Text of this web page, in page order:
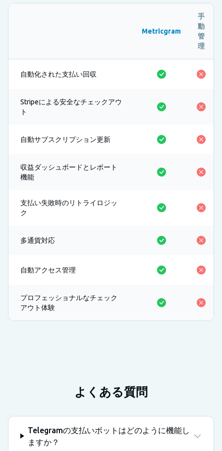
Metricgram
手
動
管
理
自動化された支払い回収
Stripeによる安全なチェックアウ
ト
自動サブスクリプション更新
収益ダッシュボードとレポート
機能
支払い失敗時のリトライロジッ
ク
多通貨対応
自動アクセス管理
プロフェッショナルなチェック
アウト体験
よくある質問
Telegramの支払いボットはどのように機能し
ますか？